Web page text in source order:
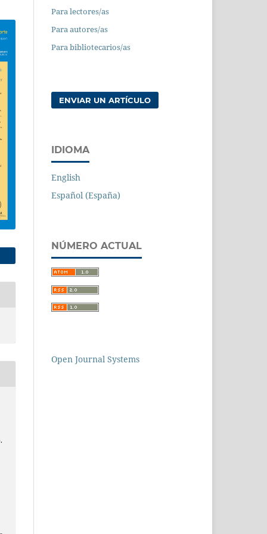
Para lectores/as
Para autores/as
Para bibliotecarios/as
ENVIAR UN ARTÍCULO
IDIOMA
English
Español (España)
NÚMERO ACTUAL
Open Journal Systems